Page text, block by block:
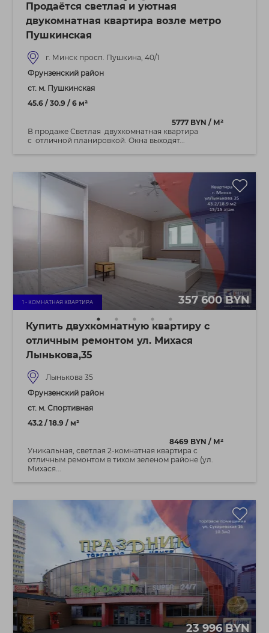
Продаётся светлая и уютная
двукомнатная квартира возле метро
Пушкинская
г. Минск просп. Пушкина, 40/1
Фрунзенский район
ст. м. Пушкинская
45.6 / 30.9 / 6 м²
5777 BYN / М²
В продаже Светлая двухкомнатная квартира
с отличной планировкой. Окна выходят...
1 - КОМНАТНАЯ КВАРТИРА 357 600 BYN
Купить двухкомнатную квартиру с
отличным ремонтом ул. Михася
Лынькова,35
Лынькова 35
Фрунзенский район
ст. м. Спортивная
43.2 / 18.9 / м²
8469 BYN / М²
Уникальная, светлая 2-комнатная квартира с
отличным ремонтом в тихом зеленом районе (ул.
Михася...
23 996 BYN